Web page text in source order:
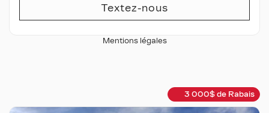
Textez-nous
Mentions légales
3 000$ de Rabais